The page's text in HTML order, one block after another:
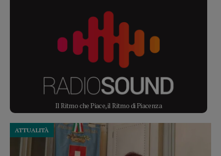
Il Ritmo che Piace, il Ritmo di Piacenza
ATTUALITÀ